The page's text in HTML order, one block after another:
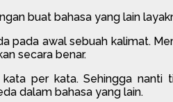
buat bahasa yang lain
pada awal sebuah kalimat.
secara benar.
per kata. Sehingga
dalam bahasa yang lain.